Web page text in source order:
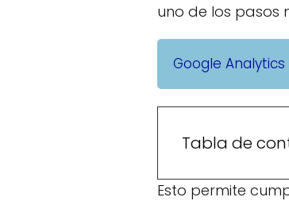
uno de los pasos
Google Analytics
Tabla de
Esto permite